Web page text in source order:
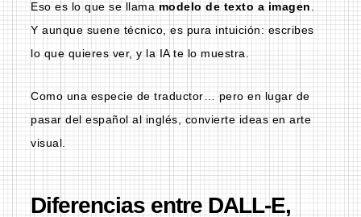
Eso es lo que se llama modelo de texto a imagen
Y aunque suene técnico, es pura intuición: escribes
lo que quieres ver, y la IA te lo muestra.
Como una especie de traductor… pero en lugar de
pasar del español al inglés, convierte ideas en arte
visual.
Diferencias entre DALL-E,